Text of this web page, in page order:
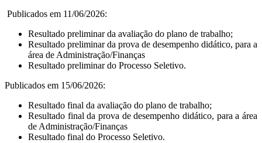
Publicados em 11/06/2026:
Resultado preliminar da avaliação do plano de trabalho;
Resultado preliminar da prova de desempenho didático, para a
área de Administração/Finanças
Resultado preliminar do Processo Seletivo.
Publicados em 15/06/2026:
Resultado final da avaliação do plano de trabalho;
Resultado final da prova de desempenho didático, para a área
de Administração/Finanças
Resultado final do Processo Seletivo.